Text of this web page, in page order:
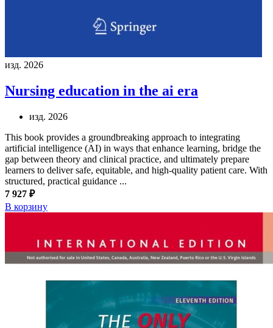
изд. 2026
Nursing education in the ai era
изд. 2026
This book provides a groundbreaking approach to integrating
artificial intelligence (AI) in ways that enhance learning, bridge the
gap between theory and clinical practice, and ultimately prepare
learners to deliver safe, equitable, and high-quality patient care. With
structured, practical guidance ...
7 927 ₽
В корзину